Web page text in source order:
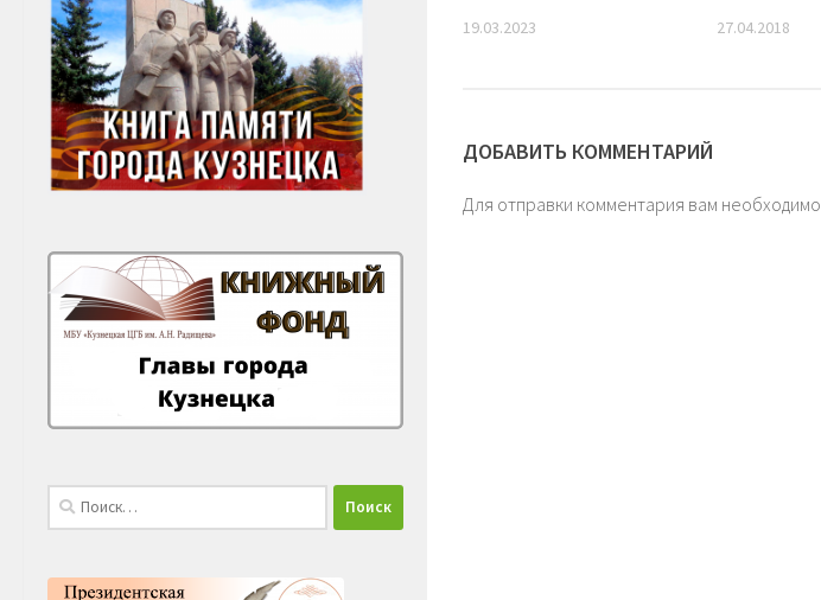
19.03.2023 27.04.2018
ДОБАВИТЬ КОММЕНТАРИЙ
Для отправки комментария вам необходимо
Найти: